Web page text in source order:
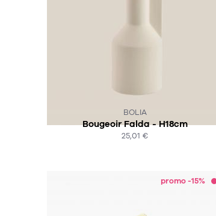
BOLIA
Bougeoir Falda - H18cm
25,01 €
promo -15%